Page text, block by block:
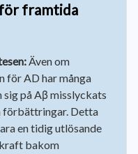
framtida
Även om
för AD har många
på Aβ misslyckats
förbättringar. Detta
en tidig utlösande
bakom